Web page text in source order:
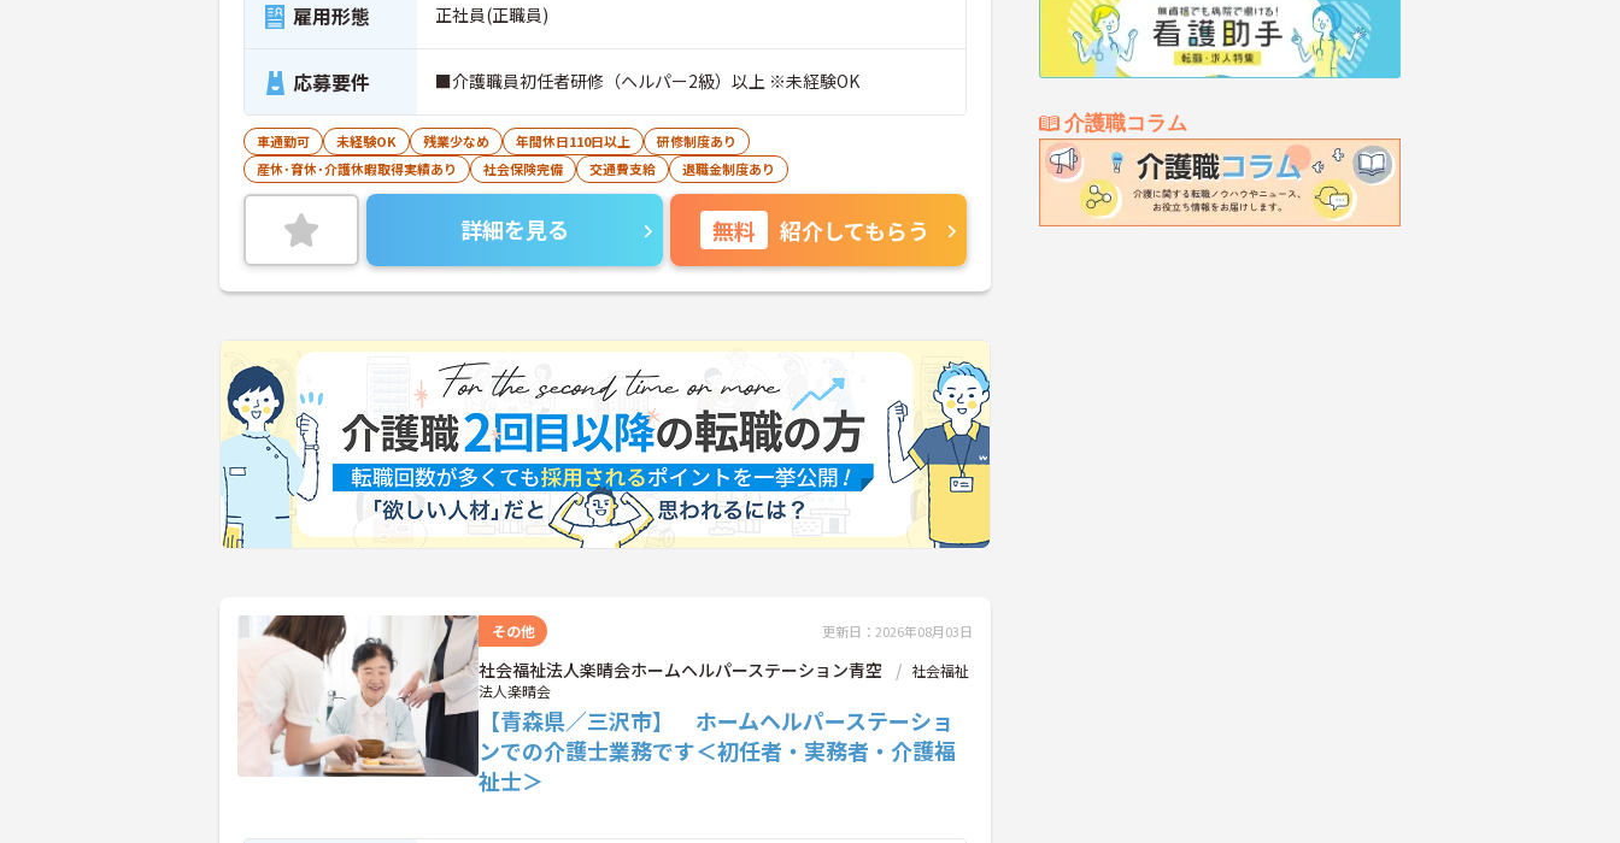
介護職コラム
雇用形態 正社員(正職員)
応募要件 ■介護職員初任者研修（ヘルパー2級）以上 ※未経験OK
車通勤可 未経験OK 残業少なめ 年間休日110日以上
研修制度あり
産休･育休･介護休暇取得実績あり
社会保険完備 交通費支給 退職金制度あり
詳細を見る 無料 紹介してもらう
その他 更新日：2026年08月03日
社会福祉法人楽晴会ホームヘルパーステーション青空
社会福祉
法人楽晴会
【青森県／三沢市】 ホームヘルパーステーショ
ンでの介護士業務です＜初任者・実務者・介護福
祉士＞